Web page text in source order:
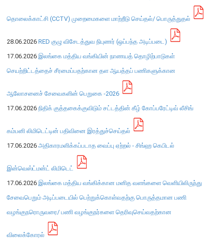
நாணயக் கொள்கை
நிதியியல் முறைமை
நிதியியல் முறைமை உறுதிப்பாடு
பொதுநோக்கு
முக்கிய தொழிற்பாடுகள்
வங்கித்தொழில் துறை
வங்கியல்லா நிதியியல் மற்றும் குத்தகைக் கம்பனிகள் துறை
முதனிலை வணிகர்கள்
நுண்பாக நிதித் துறை
தொலைக்காட்சி (CCTV) முறைமைகளை மாற்றீடு செய்தல்/ பொருத்துதல்
28.06.2026 RED குழு விசேடத்துவ நிபுணர் (ஒப்பந்த அடிப்படை)
17.06.2026 இலங்கை மத்திய வங்கியின் நாணயத் தொழிற்பாடுகள்
செயற்றிட்டத்தைச் சீரமைப்பதற்கான தள ஆயத்தப் பணிகளுக்கான
ஆலோசனைச் சேவைகளின் பெறுகை -2026
17.06.2026 நிதிக் குத்தகைக்குவிடும் சட்டத்தின் கீழ் கோப்பரேட்டிவ் லீசிங்
கம்பனி லிமிடெட்டின் பதிவினை இரத்துச்செய்தல்
17.06.2026 அதிகாரமளிக்கப்படாத வைப்பு ஏற்றல் - சிங்ஹ கெபிடல்
இன்வெஸ்ட்மன்ட் லிமிடெட்
17.06.2026 இலங்கை மத்திய வங்கிக்கான மனித வளங்களை வெளியிலிருந்து
சேவைபெறும் அடிப்படையில் பெற்றுக்கொள்வதற்கு பொருத்தமான பணி
வழங்குநரொருவரை/ பணி வழங்குநர்களை தெரிவுசெய்வதற்கான
விலைக்கோரல்